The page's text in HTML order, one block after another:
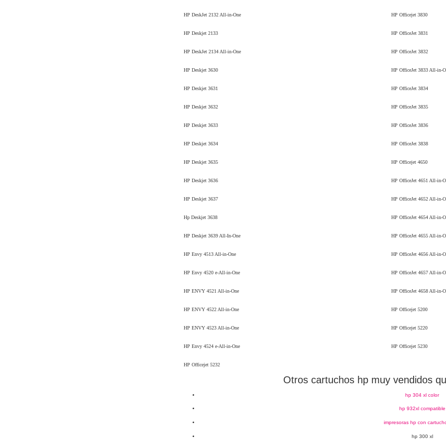
HP DeskJet 2132 All-in-One HP Officejet 3830
HP Deskjet 2133 HP OfficeJet 3831
HP DeskJet 2134 All-in-One HP OfficeJet 3832
HP Deskjet 3630 HP OfficeJet 3833 All-in-
HP Deskjet 3631 HP OfficeJet 3834
HP Deskjet 3632 HP OfficeJet 3835
HP Deskjet 3633 HP OfficeJet 3836
HP Deskjet 3634 HP OfficeJet 3838
HP Deskjet 3635 HP Officejet 4650
HP Deskjet 3636 HP OfficeJet 4651 All-in-
HP Deskjet 3637 HP OfficeJet 4652 All-in-
Hp Deskjet 3638 HP OfficeJet 4654 All-in-
HP Deskjet 3639 All-In-One HP OfficeJet 4655 All-in-
HP Envy 4513 All-in-One HP OfficeJet 4656 All-in-
HP Envy 4520 e-All-in-One HP OfficeJet 4657 All-in-
HP ENVY 4521 All-in-One HP OfficeJet 4658 All-in-
HP ENVY 4522 All-in-One HP Officejet 5200
HP ENVY 4523 All-in-One HP Officejet 5220
HP Envy 4524 e-All-in-One HP Officejet 5230
HP Officejet 5232
Otros cartuchos hp muy vendidos
hp 304 xl color
hp 932xl compatible
impresoras hp con
hp 300 xl